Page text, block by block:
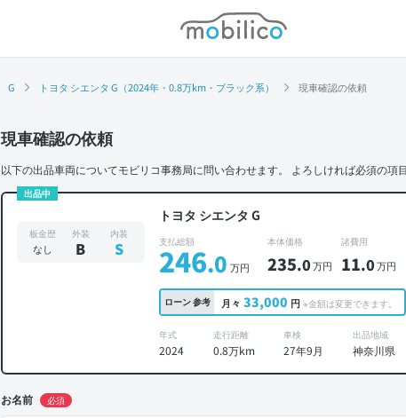
モビリコ
G トヨタ シエンタ G（2024年・0.8万km・ブラック系） 現車確認の依頼
現車確認の依頼
以下の出品車両についてモビリコ事務局に問い合わせます。 よろしければ必須の項
出品中
トヨタ シエンタ G
板金歴
なし
外装
B
内装
S 支払総額
246.0 万円
本体価格
235.0万円
諸費用
11.0万円
ローン参考 月々 33,000 円 ※金額は変更できます。
年式
2024
走行距離
0.8万km
車検
27年9月
出品地域
神奈川県
お名前 必須